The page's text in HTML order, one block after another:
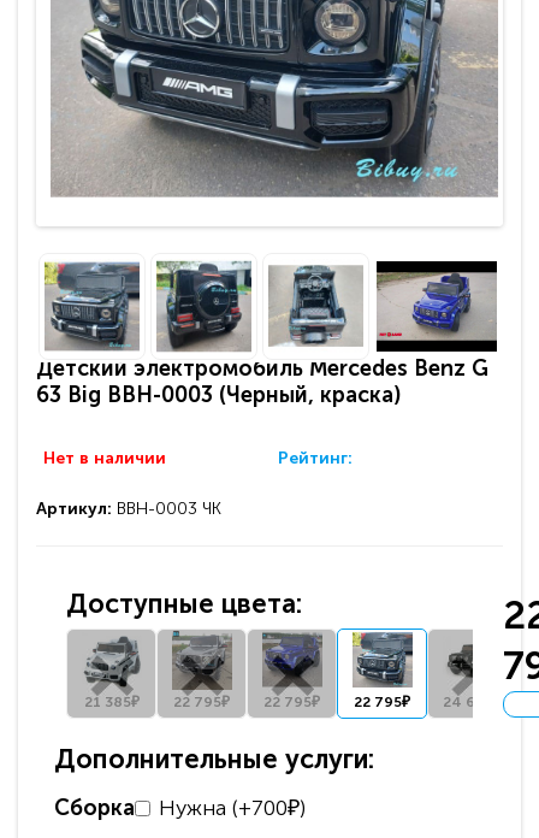
Детский электромобиль Mercedes Benz G
63 Big BBH-0003 (Черный, краска)
Нет в наличии Рейтинг:
Артикул: BBH-0003 ЧК
Доступные цвета:
21 385₽ 22 795₽ 22 795₽ 22 795₽ 24 691₽
Дополнительные услуги:
Сборка Нужна (+700₽)